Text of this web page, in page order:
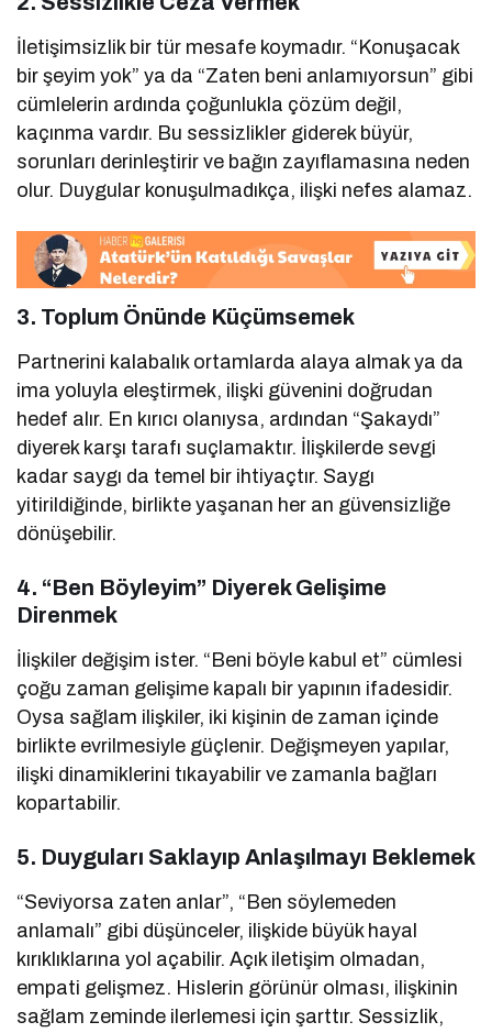
İletişimsizlik bir tür mesafe koymadır. “Konuşacak
bir şeyim yok” ya da “Zaten beni anlamıyorsun” gibi
cümlelerin ardında çoğunlukla çözüm değil,
kaçınma vardır. Bu sessizlikler giderek büyür,
sorunları derinleştirir ve bağın zayıflamasına neden
olur. Duygular konuşulmadıkça, ilişki nefes alamaz.
3. Toplum Önünde Küçümsemek
Partnerini kalabalık ortamlarda alaya almak ya da
ima yoluyla eleştirmek, ilişki güvenini doğrudan
hedef alır. En kırıcı olanıysa, ardından “Şakaydı”
diyerek karşı tarafı suçlamaktır. İlişkilerde sevgi
kadar saygı da temel bir ihtiyaçtır. Saygı
yitirildiğinde, birlikte yaşanan her an güvensizliğe
dönüşebilir.
4. “Ben Böyleyim” Diyerek Gelişime
Direnmek
İlişkiler değişim ister. “Beni böyle kabul et” cümlesi
çoğu zaman gelişime kapalı bir yapının ifadesidir.
Oysa sağlam ilişkiler, iki kişinin de zaman içinde
birlikte evrilmesiyle güçlenir. Değişmeyen yapılar,
ilişki dinamiklerini tıkayabilir ve zamanla bağları
kopartabilir.
5. Duyguları Saklayıp Anlaşılmayı Beklemek
“Seviyorsa zaten anlar”, “Ben söylemeden
anlamalı” gibi düşünceler, ilişkide büyük hayal
kırıklıklarına yol açabilir. Açık iletişim olmadan,
empati gelişmez. Hislerin görünür olması, ilişkinin
sağlam zeminde ilerlemesi için şarttır. Sessizlik,